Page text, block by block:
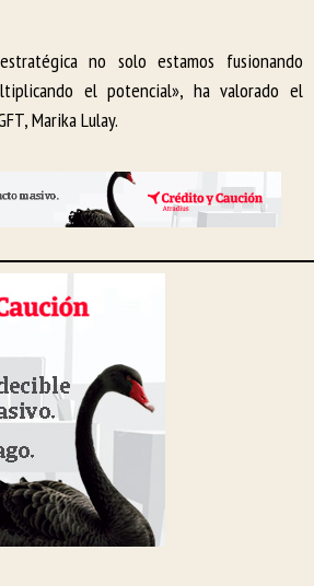
no solo estamos fusionando
el potencial», ha valorado el
Marika Lulay.